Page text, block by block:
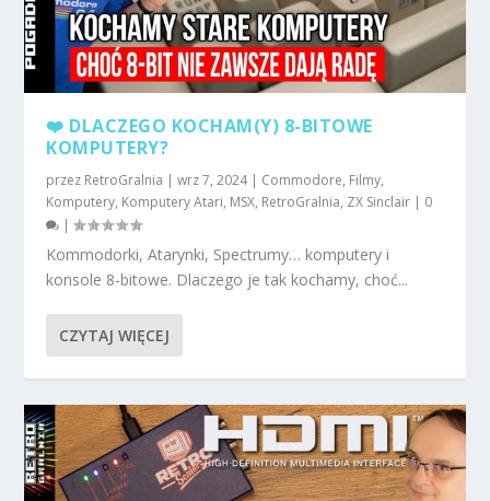
❤️ DLACZEGO KOCHAM(Y) 8-BITOWE
KOMPUTERY?
przez RetroGralnia |wrz 7, 2024| Commodore, Filmy,
Komputery, Komputery Atari, MSX, RetroGralnia, ZX Sinclair | 0
|
Kommodorki, Atarynki, Spectrumy… komputery i
konsole 8-bitowe. Dlaczego je tak kochamy, choć...
CZYTAJ WIĘCEJ